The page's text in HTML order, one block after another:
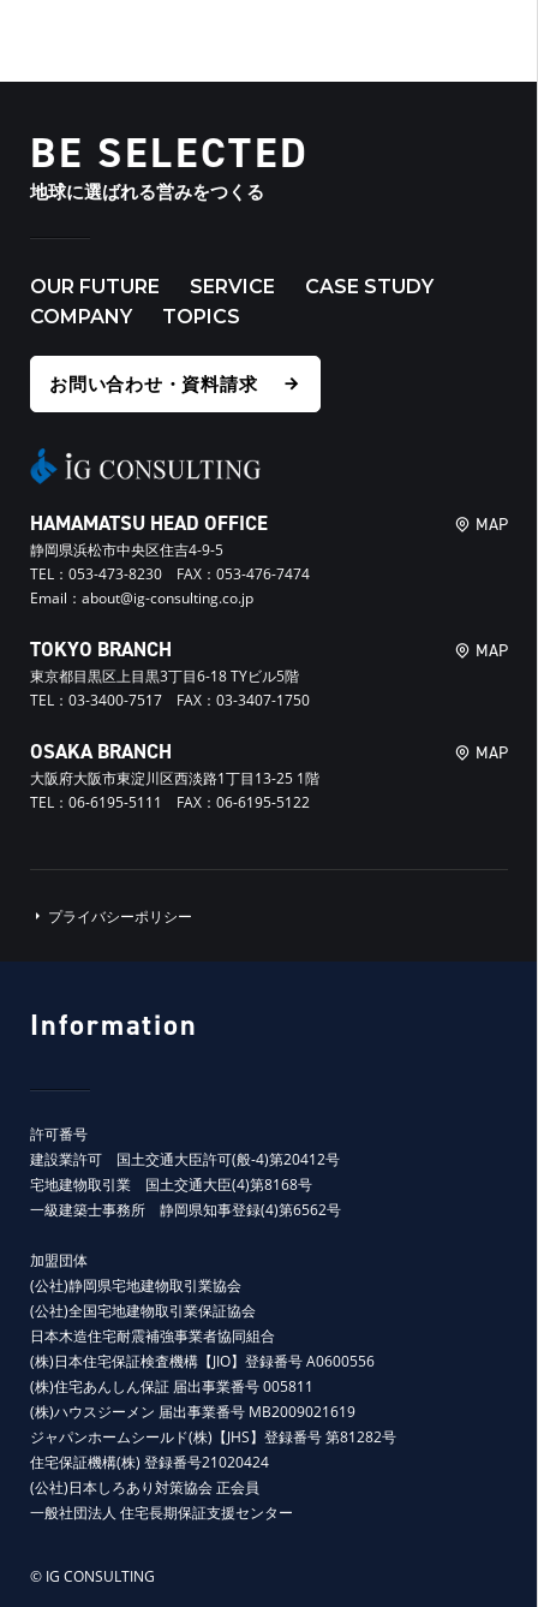
BE SELECTED
地球に選ばれる営みをつくる
OUR FUTURE SERVICE
CASE STUDY
COMPANY
TOPICS
お問い合わせ・資料請求
HAMAMATSU HEAD OFFICE
静岡県浜松市中央区住吉4-9-5
TEL：053-473-8230 FAX：053-476-7474
Email：about@ig-consulting.co.jp
MAP
TOKYO BRANCH
東京都目黒区上目黒3丁目6-18 TYビル5階
TEL：03-3400-7517 FAX：03-3407-1750
MAP
OSAKA BRANCH
大阪府大阪市東淀川区西淡路1丁目13-25 1階
TEL：06-6195-5111 FAX：06-6195-5122
MAP
プライバシーポリシー
Information
許可番号
建設業許可 国土交通大臣許可(般-4)第20412号
宅地建物取引業 国土交通大臣(4)第8168号
一級建築士事務所 静岡県知事登録(4)第6562号
加盟団体
(公社)静岡県宅地建物取引業協会
(公社)全国宅地建物取引業保証協会
日本木造住宅耐震補強事業者協同組合
(株)日本住宅保証検査機構【JIO】登録番号 A0600556
(株)住宅あんしん保証 届出事業番号 005811
(株)ハウスジーメン 届出事業番号 MB2009021619
ジャパンホームシールド(株)【JHS】登録番号 第81282号
住宅保証機構(株) 登録番号21020424
(公社)日本しろあり対策協会 正会員
一般社団法人 住宅長期保証支援センター
© IG CONSULTING